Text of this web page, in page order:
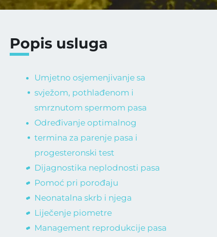
Popis usluga
Umjetno osjemenjivanje sa
svježom, pothlađenom i
smrznutom spermom pasa
Određivanje optimalnog
termina za parenje pasa i
progesteronski test
Dijagnostika neplodnosti pasa
Pomoć pri porođaju
Neonatalna skrb i njega
Liječenje piometre
Management reprodukcije pasa